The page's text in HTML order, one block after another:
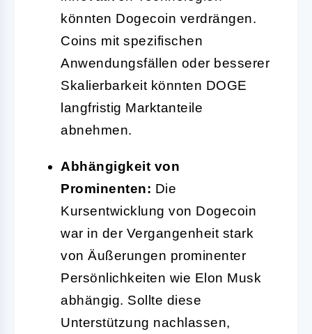
könnten Dogecoin verdrängen.
Coins mit spezifischen
Anwendungsfällen oder besserer
Skalierbarkeit könnten DOGE
langfristig Marktanteile
abnehmen.
Abhängigkeit von
Prominenten: Die
Kursentwicklung von Dogecoin
war in der Vergangenheit stark
von Äußerungen prominenter
Persönlichkeiten wie Elon Musk
abhängig. Sollte diese
Unterstützung nachlassen,